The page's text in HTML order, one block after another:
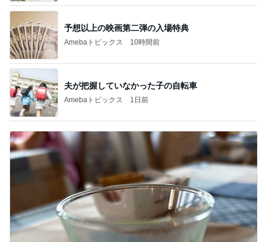
予想以上の映画第二弾の入場特典
Amebaトピックス 10時間前
夫が把握していなかった子の自転車
Amebaトピックス 1日前